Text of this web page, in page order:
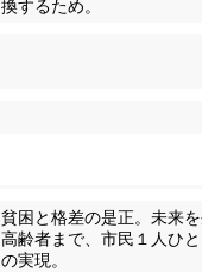
換するため。
貧困と格差の是正。未来
高齢者まで、市民１人ひ
の実現。